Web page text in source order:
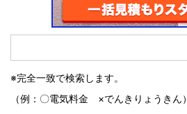
※完全一致で検索します。
（例：〇電気料金 ×でんきりょうきん）